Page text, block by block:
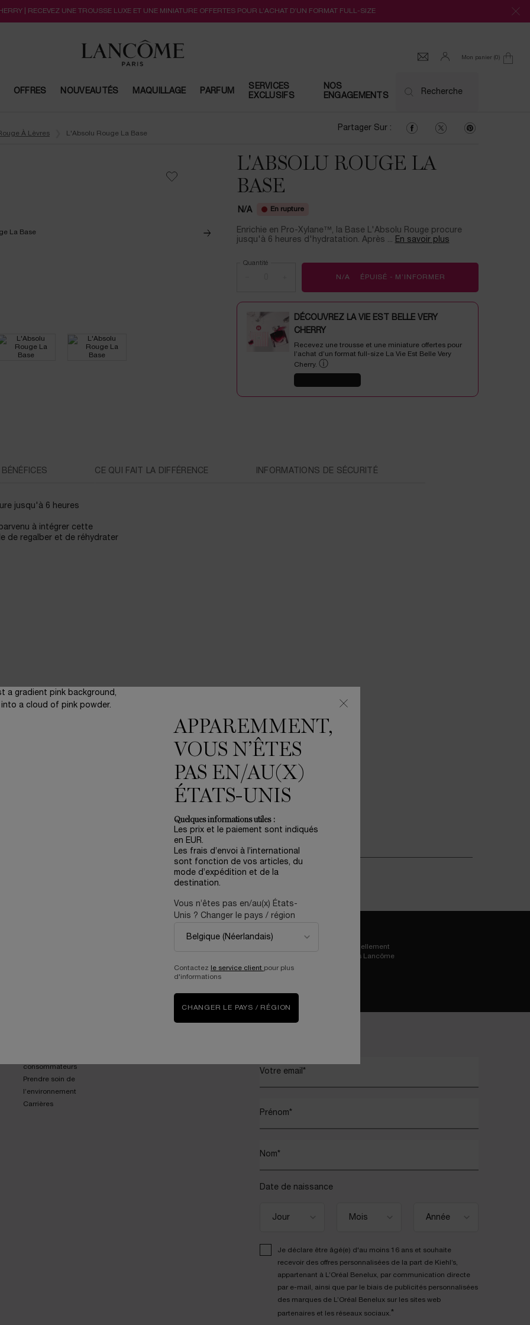
| RECEVEZ UNE TROUSSE LUXE ET UNE MINIATURE OFFERTES POUR L’ACHAT D’UN FORMAT FULL-SIZE
Mon panier 0
0 produit
OFFRES NOUVEAUTÉS MAQUILLAGE PARFUM
SERVICES
EXCLUSIFS
NOS
ENGAGEMENTS
Recherche
À Lèvres L'Absolu Rouge La Base
Partager Sur : Partager Sur : Facebook
Partager Sur : Twitter
Partager Sur :
L'ABSOLU ROUGE LA
BASE
N/A En rupture
Enrichie en Pro-Xylane™, la Base L'Absolu Rouge procure
jusqu'à 6 heures d'hydratation. Après ... En savoir plus
Quantité
N/A ÉPUISÉ - M’INFORMER
DÉCOUVREZ LA VIE EST BELLE VERY
CHERRY
Recevez une trousse et une miniature offertes pour
l’achat d’un format full-size La Vie Est Belle Very
Cherry. ⓘ
BÉNÉFICES CE QUI FAIT LA DIFFÉRENCE INFORMATIONS DE SÉCURITÉ
jusqu'à 6 heures
à intégrer cette
de regalber et de réhydrater
Essayez virtuellement
les iconiques Lancôme
consommateurs
Prendre soin de
l’environnement
Carrières
Votre email *
Prénom*
Nom*
Date de naissance
Je déclare être âgé(e) d'au moins 16 ans et souhaite
recevoir des offres personnalisées de la part de Kiehl’s,
appartenant à L’Oréal Benelux, par communication directe
par e-mail, ainsi que par le biais de publicités personnalisées
des marques de L’Oréal Benelux sur les sites web
partenaires et les réseaux sociaux. *
APPAREMMENT,
VOUS N’ÊTES
PAS EN/AU(X)
ÉTATS-UNIS
Quelques informations utiles :
Les prix et le paiement sont indiqués
en EUR.
Les frais d’envoi à l’international
sont fonction de vos articles, du
mode d’expédition et de la
destination.
Vous n’êtes pas en/au(x) États-
Unis ? Changer le pays / région
Contactez le service client pour plus
d'informations
CHANGER LE PAYS / RÉGION